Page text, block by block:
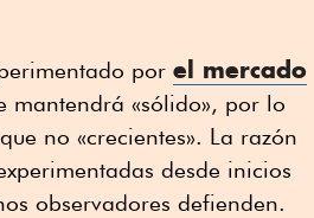
por el mercado
mantendrá «sólido», por lo
no «crecientes». La razón
desde inicios
observadores defienden.